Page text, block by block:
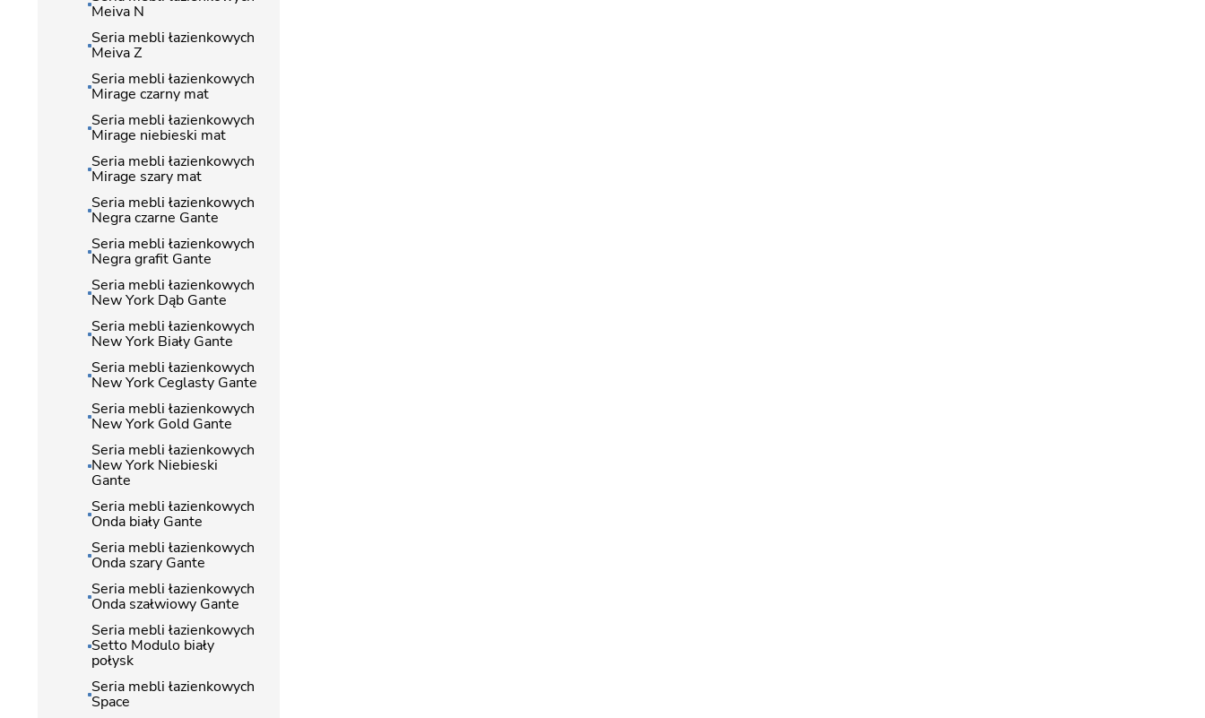
Meiva N
Seria mebli łazienkowych
Meiva Z
Seria mebli łazienkowych
Mirage czarny mat
Seria mebli łazienkowych
Mirage niebieski mat
Seria mebli łazienkowych
Mirage szary mat
Seria mebli łazienkowych
Negra czarne Gante
Seria mebli łazienkowych
Negra grafit Gante
Seria mebli łazienkowych
New York Dąb Gante
Seria mebli łazienkowych
New York Biały Gante
Seria mebli łazienkowych
New York Ceglasty Gante
Seria mebli łazienkowych
New York Gold Gante
Seria mebli łazienkowych
New York Niebieski
Gante
Seria mebli łazienkowych
Onda biały Gante
Seria mebli łazienkowych
Onda szary Gante
Seria mebli łazienkowych
Onda szałwiowy Gante
Seria mebli łazienkowych
Setto Modulo biały
połysk
Seria mebli łazienkowych
Space